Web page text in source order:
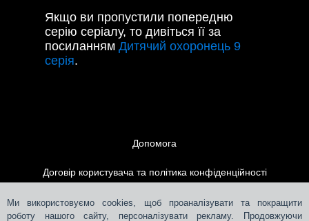
Ми використовуємо cookies, щоб проаналізувати та покращити
роботу нашого сайту, персоналізувати рекламу. Продовжуючи
Якщо ви пропустили попередню
серію серіалу, то дивіться її за
посиланням Дитячий охоронець 9
серія.
Допомога
Договір користувача та політика конфіденційності
Контакти